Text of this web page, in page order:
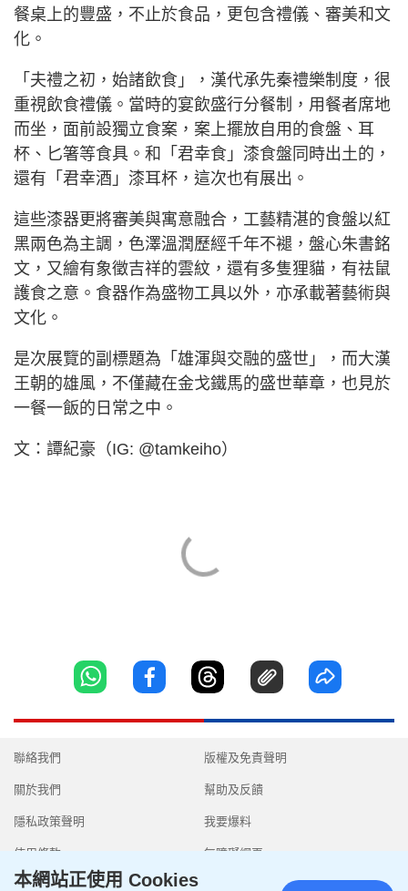
餐桌上的豐盛，不止於食品，更包含禮儀、審美和文
化。
「夫禮之初，始諸飲食」，漢代承先秦禮樂制度，很
重視飲食禮儀。當時的宴飲盛行分餐制，用餐者席地
而坐，面前設獨立食案，案上擺放自用的食盤、耳
杯、匕箸等食具。和「君幸食」漆食盤同時出土的，
還有「君幸酒」漆耳杯，這次也有展出。
這些漆器更將審美與寓意融合，工藝精湛的食盤以紅
黑兩色為主調，色澤溫潤歷經千年不褪，盤心朱書銘
文，又繪有象徵吉祥的雲紋，還有多隻狸貓，有祛鼠
護食之意。食器作為盛物工具以外，亦承載著藝術與
文化。
是次展覽的副標題為「雄渾與交融的盛世」，而大漢
王朝的雄風，不僅藏在金戈鐵馬的盛世華章，也見於
一餐一飯的日常之中。
文：譚紀豪（IG: @tamkeiho）
聯絡我們
關於我們
隱私政策聲明
使用條款
版權及免責聲明
幫助及反饋
我要爆料
無障礙網頁
本網站正使用 Cookies